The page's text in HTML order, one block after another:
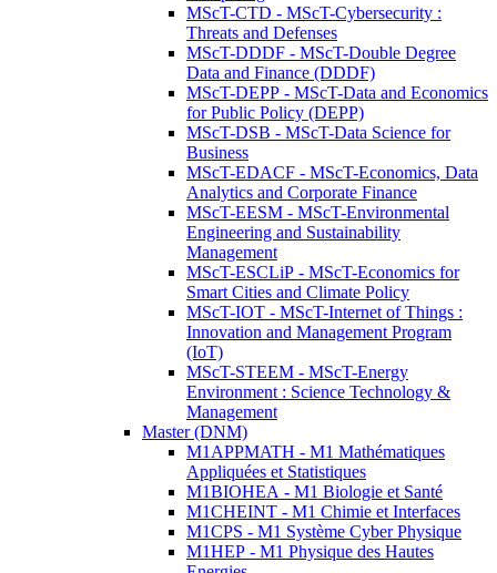
MScT-CTD - MScT-Cybersecurity :
Threats and Defenses
MScT-DDDF - MScT-Double Degree
Data and Finance (DDDF)
MScT-DEPP - MScT-Data and Economics
for Public Policy (DEPP)
MScT-DSB - MScT-Data Science for
Business
MScT-EDACF - MScT-Economics, Data
Analytics and Corporate Finance
MScT-EESM - MScT-Environmental
Engineering and Sustainability
Management
MScT-ESCLiP - MScT-Economics for
Smart Cities and Climate Policy
MScT-IOT - MScT-Internet of Things :
Innovation and Management Program
(IoT)
MScT-STEEM - MScT-Energy
Environment : Science Technology &
Management
Master (DNM)
M1APPMATH - M1 Mathématiques
Appliquées et Statistiques
M1BIOHEA - M1 Biologie et Santé
M1CHEINT - M1 Chimie et Interfaces
M1CPS - M1 Système Cyber Physique
M1HEP - M1 Physique des Hautes